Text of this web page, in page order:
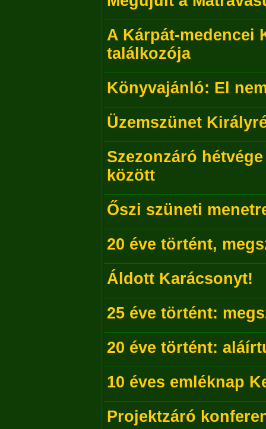
A Kárpát-medencei
találkozója
Könyvajánló: El
Üzemszünet
Szezonzáró
között
Őszi szüneti
20 éve történt,
Áldott Karácsonyt!
25 éve történt:
20 éve történt:
10 éves emléknap
Projektzáró